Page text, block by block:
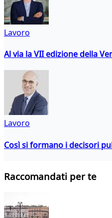
Lavoro
Al via la VII edizione della
Lavoro
Così si formano i decisori
Raccomandati per te